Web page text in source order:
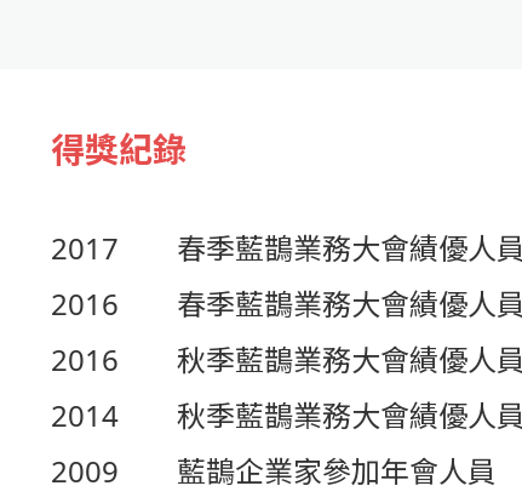
得獎紀錄
2017
春季藍鵲業務大會績優人員
2016
春季藍鵲業務大會績優人員
2016
秋季藍鵲業務大會績優人員
2014
秋季藍鵲業務大會績優人員
2009
藍鵲企業家參加年會人員